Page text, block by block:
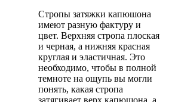
Стропы затяжки капюшона
имеют разную фактуру и
цвет. Верхняя стропа плоская
и черная, а нижняя красная
круглая и эластичная. Это
необходимо, чтобы в полной
темноте на ощупь вы могли
понять, какая стропа